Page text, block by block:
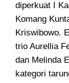
diperkuat I
Komang
Kriswibowo.
trio Aurellia
dan Melinda
kategori